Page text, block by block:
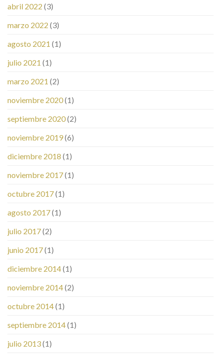
abril 2022 (3)
marzo 2022 (3)
agosto 2021 (1)
julio 2021 (1)
marzo 2021 (2)
noviembre 2020(1)
septiembre 2020(2)
noviembre 2019(6)
diciembre 2018 (1)
noviembre 2017(1)
octubre 2017(1)
agosto 2017(1)
julio 2017(2)
junio 2017(1)
diciembre 2014(1)
noviembre 2014(2)
octubre 2014(1)
septiembre 2014(1)
julio 2013(1)